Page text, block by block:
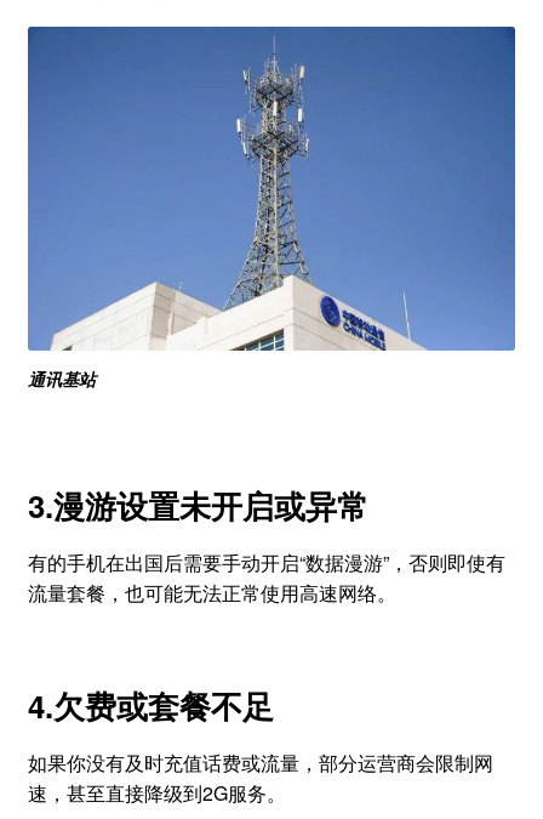
通讯基站
3.漫游设置未开启或异常
有的手机在出国后需要手动开启“数据漫游”，否则即使有
流量套餐，也可能无法正常使用高速网络。
4.欠费或套餐不足
如果你没有及时充值话费或流量，部分运营商会限制网
速，甚至直接降级到2G服务。